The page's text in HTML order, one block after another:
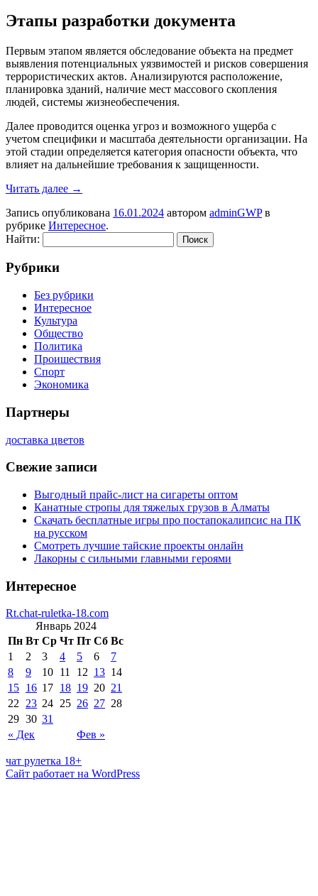
Этапы разработки документа
Первым этапом является обследование объекта на предмет
выявления потенциальных уязвимостей и рисков совершения
террористических актов. Анализируются расположение,
планировка зданий, наличие мест массового скопления
людей, системы жизнеобеспечения.
Далее проводится оценка угроз и возможного ущерба с
учетом специфики и масштаба деятельности организации. На
этой стадии определяется категория опасности объекта, что
влияет на дальнейшие требования к защищенности.
Читать далее →
Запись опубликована 16.01.2024 автором adminGWPв
рубрике Интересное.
Найти:
Рубрики
Без рубрики
Интересное
Культура
Общество
Политика
Проишествия
Спорт
Экономика
Партнеры
доставка цветов
Свежие записи
Выгодный прайс-лист на сигареты оптом
Канатные стропы для тяжелых грузов в Алматы
Скачать бесплатные игры про постапокалипсис на ПК
на русском
Смотреть лучшие тайские проекты онлайн
Лакорны с сильными главными героями
Интересное
Rt.chat-ruletka-18.com
Январь 2024
Пн Вт Ср Чт Пт Сб Вс
« Дек Фев »
1 2 3 4 5 6
7
8
9 10 11 12 13 14
15 16 17 18 19 20 21
22 23 24 25 26 27 28
29 30 31
чат рулетка 18+
Сайт работает на WordPress